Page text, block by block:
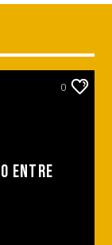
0
ENTRE